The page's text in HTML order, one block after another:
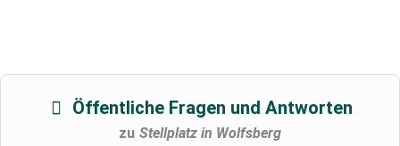
Öffentliche Fragen und Antworten
zu Stellplatz in Wolfsberg